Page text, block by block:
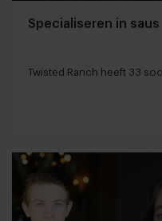
Specialiseren in saus
Twisted Ranch heeft 33